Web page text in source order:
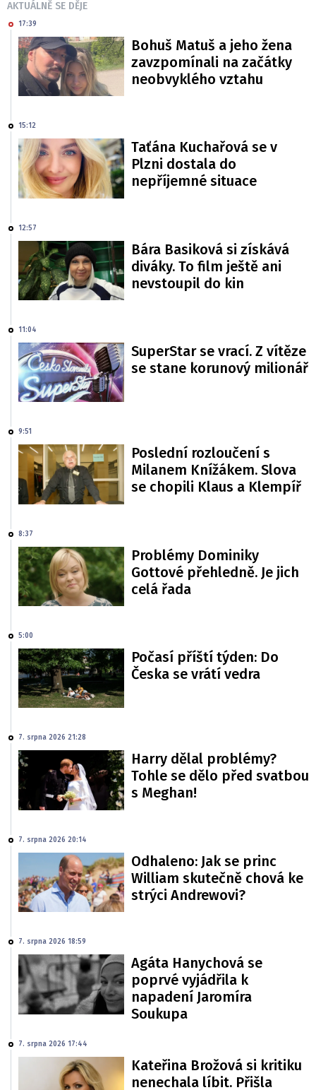
AKTUÁLNĚ SE DĚJE
17:39
Bohuš Matuš a jeho žena
zavzpomínali na začátky
neobvyklého vztahu
15:12
Taťána Kuchařová se v
Plzni dostala do
nepříjemné situace
12:57
Bára Basiková si získává
diváky. To film ještě ani
nevstoupil do kin
11:04
SuperStar se vrací. Z vítěze
se stane korunový milionář
9:51
Poslední rozloučení s
Milanem Knížákem. Slova
se chopili Klaus a Klempíř
8:37
Problémy Dominiky
Gottové přehledně. Je jich
celá řada
5:00
Počasí příští týden: Do
Česka se vrátí vedra
7. srpna 2026 21:28
Harry dělal problémy?
Tohle se dělo před svatbou
s Meghan!
7. srpna 2026 20:14
Odhaleno: Jak se princ
William skutečně chová ke
strýci Andrewovi?
7. srpna 2026 18:59
Agáta Hanychová se
poprvé vyjádřila k
napadení Jaromíra
Soukupa
7. srpna 2026 17:44
Kateřina Brožová si kritiku
nenechala líbit. Přišla